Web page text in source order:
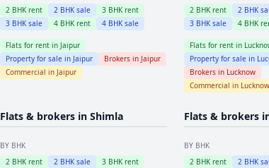
2BHK rent 2BHK sale 3BHK rent
3BHK sale 4BHK rent 4BHK sale
Flats for rent in Jaipur
Property for sale in Jaipur Brokers in Jaipur
Commercial in Jaipur
2 BHK rent 2 BHK
3 BHK sale 4 BHK
Flats for rent in
Property for sale in
Brokers in Lucknow
Commercial in Lucknow
Flats & brokers in Shimla
BY BHK
2BHK rent 2BHK sale 3BHK rent
Flats & brokers
BY BHK
2 BHK rent 2 BHK